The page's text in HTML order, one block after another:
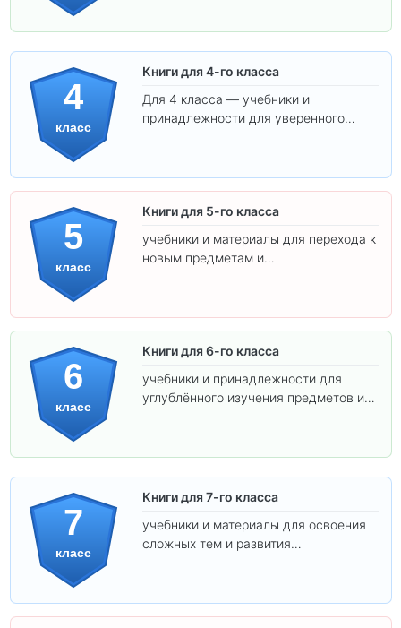
4
класс
Книги для 4-го класса
Для 4 класса — учебники и
принадлежности для уверенного
5
класс
Книги для 5-го класса
учебники и материалы для перехода к
новым предметам и
6
класс
Книги для 6-го класса
учебники и принадлежности для
углублённого изучения предметов и
7
класс
Книги для 7-го класса
учебники и материалы для освоения
сложных тем и развития